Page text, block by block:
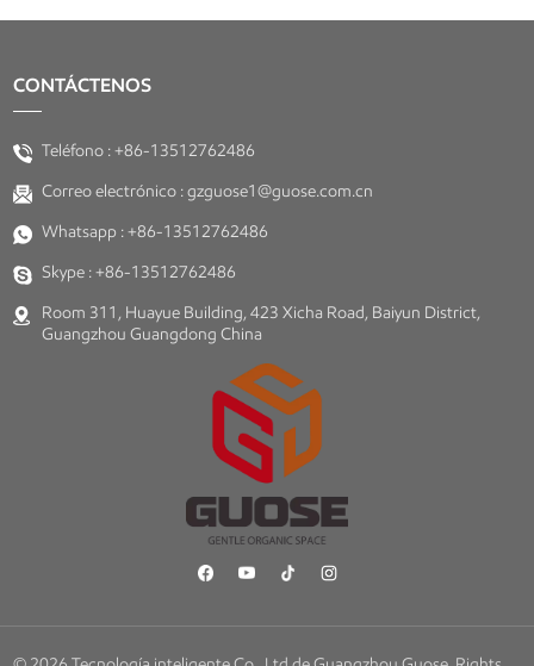
CONTÁCTENOS
Teléfono :+86-13512762486
Correo electrónico :gzguose1@guose.com.cn
Whatsapp :+86-13512762486
Skype :+86-13512762486
Room 311, Huayue Building, 423 Xicha Road, Baiyun District,
Guangzhou Guangdong China